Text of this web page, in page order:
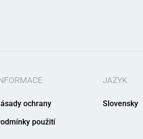
ochrany
použití
JAZYK
Slovensky